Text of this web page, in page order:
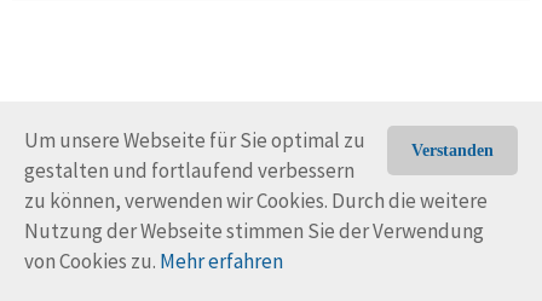
Verstanden
Um unsere Webseite für Sie optimal zu
gestalten und fortlaufend verbessern
zu können, verwenden wir Cookies. Durch die weitere
Nutzung der Webseite stimmen Sie der Verwendung
von Cookies zu. Mehr erfahren
© Trans-Ocean e.V. 2010-2026 Impressum
Nutzungsbedingungen
Rechtliche Hinweise